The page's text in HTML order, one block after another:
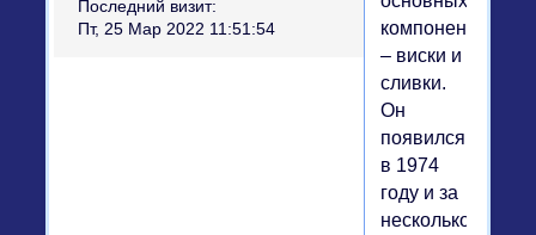
Последний визит:
Пт, 25 Мар 2022 11:51:54
компонента
– виски и
сливки.
Он
появился
в 1974
году и за
несколько